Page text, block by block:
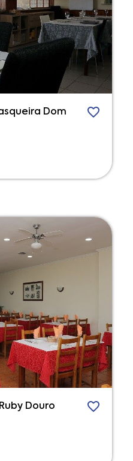
Dom
Douro